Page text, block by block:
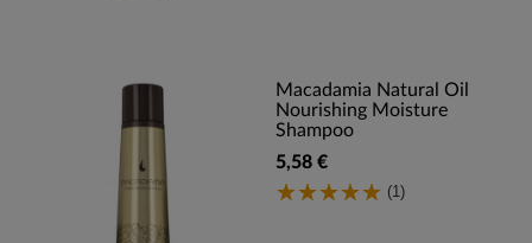
Macadamia Natural Oil
Nourishing Moisture
Shampoo
5,58 €
(1)